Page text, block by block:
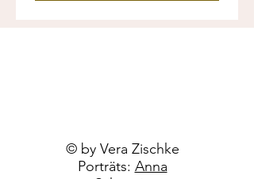
© by Vera Zischke
Porträts: Anna